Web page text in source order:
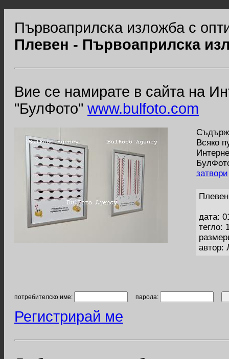
Първоаприлска изложба с
Плевен - Първоаприлска
Вие се намирате в сайта на
"БулФото" www.bulfoto.com
Всяко
затвори
дата:
тегло:
автор:
потребителско име: парола:
Регистрирай ме